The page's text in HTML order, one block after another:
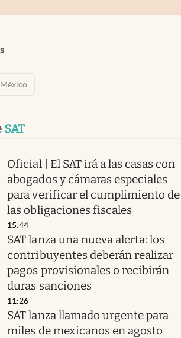
México
SAT
Oficial | El SAT irá a las casas con
abogados y cámaras especiales
para verificar el cumplimiento de
las obligaciones fiscales
15:44
SAT lanza una nueva alerta: los
contribuyentes deberán realizar
pagos provisionales o recibirán
duras sanciones
11:26
SAT lanza llamado urgente para
miles de mexicanos en agosto